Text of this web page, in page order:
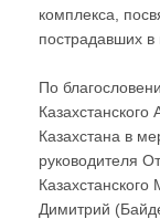
комплекса,
пострадавших в
По
Казахстана в
руководителя
Димитрий